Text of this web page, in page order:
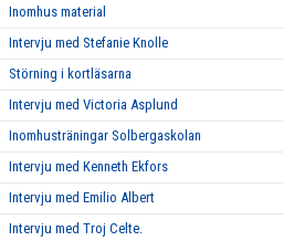
Inomhus material
Intervju med Stefanie Knolle
Störning i kortläsarna
Intervju med Victoria Asplund
Inomhusträningar Solbergaskolan
Intervju med Kenneth Ekfors
Intervju med Emilio Albert
Intervju med Troj Celte.